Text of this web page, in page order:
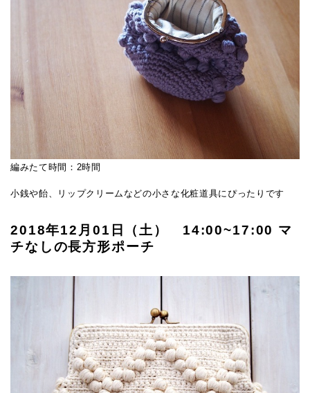
編みたて時間：2時間
小銭や飴、リップクリームなどの小さな化粧道具にぴったりです
2018年12月01日（土） 14:00~17:00 マ
チなしの長方形ポーチ